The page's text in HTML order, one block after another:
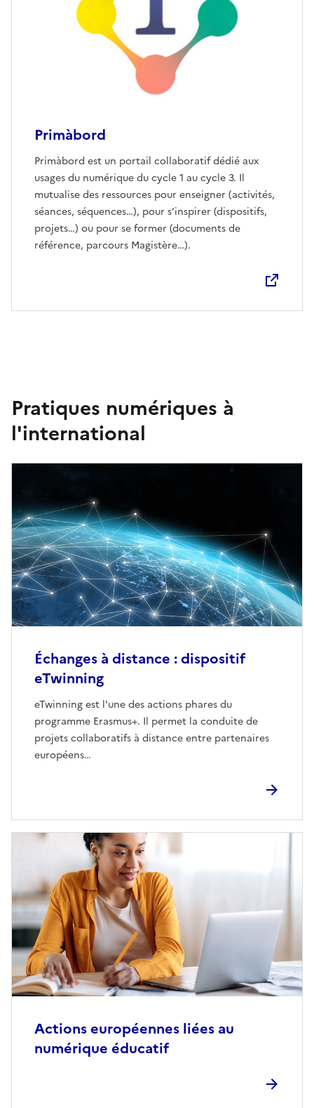
Primàbord
Primàbord est un portail collaboratif dédié aux
usages du numérique du cycle 1 au cycle 3. Il
mutualise des ressources pour enseigner (activités,
séances, séquences…), pour s’inspirer (dispositifs,
projets…) ou pour se former (documents de
référence, parcours Magistère…).
Pratiques numériques à
l'international
Échanges à distance : dispositif
eTwinning
eTwinning est l'une des actions phares du
programme Erasmus+. Il permet la conduite de
projets collaboratifs à distance entre partenaires
européens…
Actions européennes liées au
numérique éducatif